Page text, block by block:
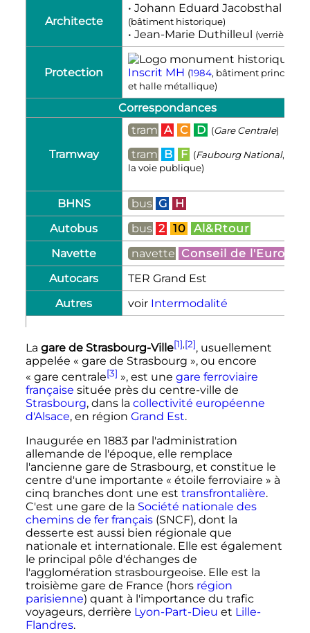
Architecte
• Johann Eduard Jacobsthal
(bâtiment historique)
• Jean-Marie Duthilleul (verrière)
Protection Inscrit MH (1984, bâtiment principal
et halle métallique)
Correspondances
Tramway
tram A C D (Gare Centrale)
tram B F (Faubourg National, par
la voie publique)
BHNS bus G
H
Autobus
bus 2 10
Al&Rtour
Navette
navette Conseil de l'Europe
Autocars
TER Grand Est
Autres
voir Intermodalité
La gare de Strasbourg-Ville[1],[2], usuellement
appelée « gare de Strasbourg », ou encore
« gare centrale[3] », est une gare ferroviaire
française située près du centre-ville de
Strasbourg, dans la collectivité européenne
d'Alsace, en région Grand Est.
Inaugurée en 1883 par l'administration
allemande de l'époque, elle remplace
l'ancienne gare de Strasbourg, et constitue le
centre d'une importante « étoile ferroviaire » à
cinq branches dont une est transfrontalière.
C'est une gare de la Société nationale des
chemins de fer français(SNCF), dont la
desserte est aussi bien régionale que
nationale et internationale. Elle est également
le principal pôle d'échanges de
l'agglomération strasbourgeoise. Elle est la
troisième gare de France (hors région
parisienne) quant à l'importance du trafic
voyageurs, derrière Lyon-Part-Dieu et Lille-
Flandres.